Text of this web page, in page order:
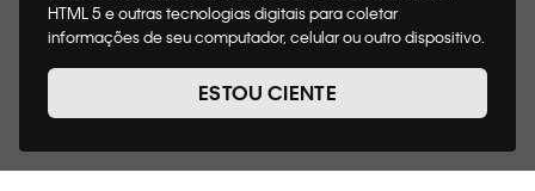
HTML 5 e outras tecnologias digitais para coletar
informações de seu computador, celular ou outro dispositivo.
de cookies, informaremos quais cookies usaremos e quais
suas funções. A forma como processamos os dados
nosso Aviso de Privacidade. Quando você visita nosso site,
ESTOU CIENTE